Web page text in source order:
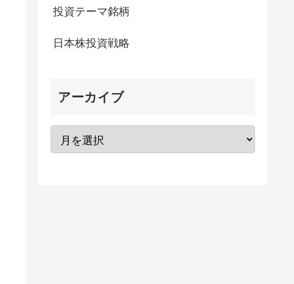
投資テーマ銘柄
日本株投資戦略
アーカイブ